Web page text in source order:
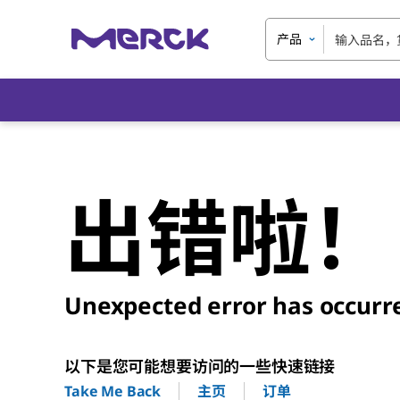
产品
出错啦！
Unexpected error has
以下是您可能想要访问的一些快速链接
Take Me Back 主页 订单